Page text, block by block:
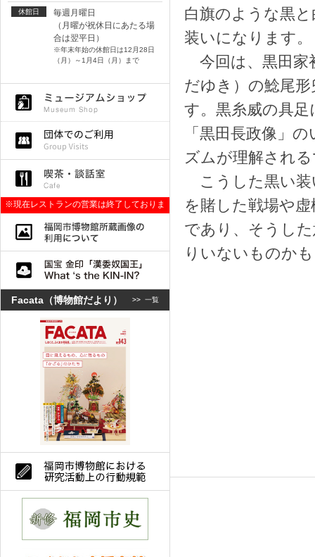
白旗のような黒
装いになります。
今回は、黒田家
だゆき）の鯰尾
す。黒糸威の具
「黒田長政像」
ズムが理解され
こうした黒い装
を賭した戦場や
であり、そうし
りいないものか
休館日
毎週月曜日
（月曜が祝休日にあたる場
合は翌平日）
※年末年始の休館日は12月28日
（月）～1月4日（月）まで
※現在レストランの営業は終了しておりま
Facata（博物館だより） >> 一覧